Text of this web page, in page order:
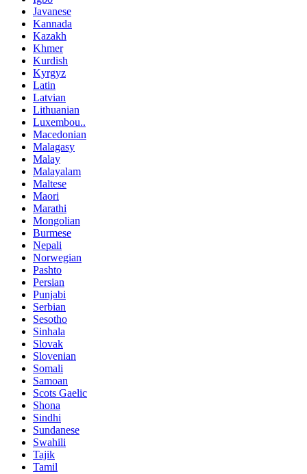
Javanese
Kannada
Kazakh
Khmer
Kurdish
Kyrgyz
Latin
Latvian
Lithuanian
Luxembou..
Macedonian
Malagasy
Malay
Malayalam
Maltese
Maori
Marathi
Mongolian
Burmese
Nepali
Norwegian
Pashto
Persian
Punjabi
Serbian
Sesotho
Sinhala
Slovak
Slovenian
Somali
Samoan
Scots Gaelic
Shona
Sindhi
Sundanese
Swahili
Tajik
Tamil